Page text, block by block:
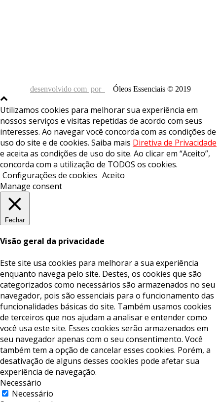
desenvolvido com por Óleos Essenciais © 2019
Utilizamos cookies para melhorar sua experiência em
nossos serviços e visitas repetidas de acordo com seus
interesses. Ao navegar você concorda com as condições de
uso do site e de cookies. Saiba mais Diretiva de Privacidade
e aceita as condições de uso do site. Ao clicar em “Aceito”,
concorda com a utilização de TODOS os cookies.
Configurações de cookies Aceito
Manage consent
Fechar
Visão geral da privacidade
Este site usa cookies para melhorar a sua experiência
enquanto navega pelo site. Destes, os cookies que são
categorizados como necessários são armazenados no seu
navegador, pois são essenciais para o funcionamento das
funcionalidades básicas do site. Também usamos cookies
de terceiros que nos ajudam a analisar e entender como
você usa este site. Esses cookies serão armazenados em
seu navegador apenas com o seu consentimento. Você
também tem a opção de cancelar esses cookies. Porém, a
desativação de alguns desses cookies pode afetar sua
experiência de navegação.
Necessário
Necessário